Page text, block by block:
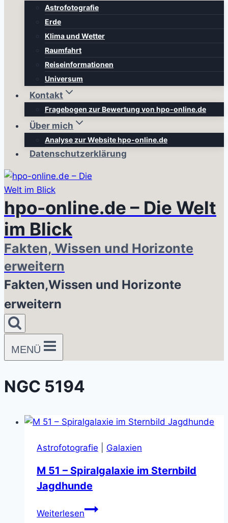
Astrofotografie
Erde
Klima und Wetter
Raumfahrt
Reiseinformationen
Universum
Kontakt
Fragebogen zur Bewertung von hpo-online.de
Über mich
Analyse zur Website hpo-online.de
Datenschutzerklärung
hpo-online.de – Die Welt
im Blick
Fakten, Wissen und Horizonte
erweitern
Fakten,Wissen und Horizonte
erweitern
MENÜ
NGC 5194
Astrofotografie Galaxien
M 51 – Spiralgalaxie im Sternbild
Jagdhunde
WeiterlesenM